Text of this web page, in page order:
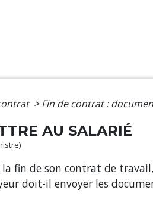
> Fin de contrat :
AU SALARIÉ
fin de son contrat de
doit-il envoyer les